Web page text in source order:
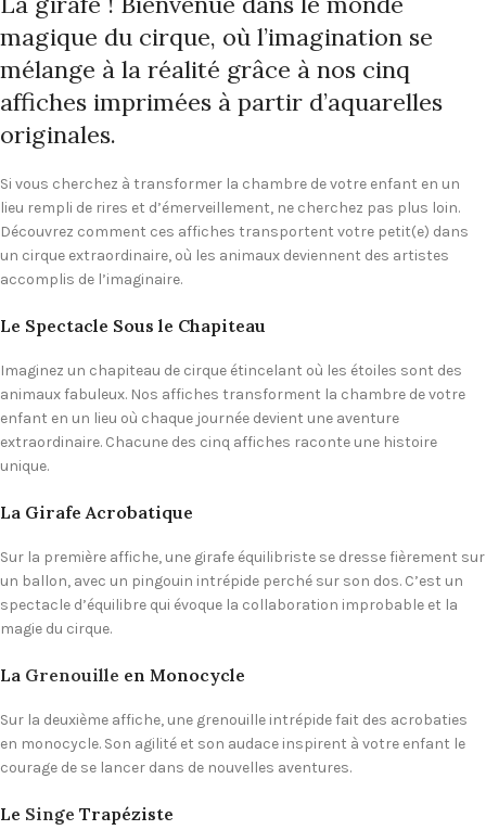
magique du cirque, où l’imagination se
mélange à la réalité grâce à nos cinq
affiches imprimées à partir d’aquarelles
originales.
Si vous cherchez à transformer la chambre de votre enfant en un
lieu rempli de rires et d’émerveillement, ne cherchez pas plus loin.
Découvrez comment ces affiches transportent votre petit(e) dans
un cirque extraordinaire, où les animaux deviennent des artistes
accomplis de l’imaginaire.
Le Spectacle Sous le Chapiteau
Imaginez un chapiteau de cirque étincelant où les étoiles sont des
animaux fabuleux. Nos affiches transforment la chambre de votre
enfant en un lieu où chaque journée devient une aventure
extraordinaire. Chacune des cinq affiches raconte une histoire
unique.
La Girafe Acrobatique
Sur la première affiche, une girafe équilibriste se dresse fièrement sur
un ballon, avec un pingouin intrépide perché sur son dos. C’est un
spectacle d’équilibre qui évoque la collaboration improbable et la
magie du cirque.
La Grenouille en Monocycle
Sur la deuxième affiche, une grenouille intrépide fait des acrobaties
en monocycle. Son agilité et son audace inspirent à votre enfant le
courage de se lancer dans de nouvelles aventures.
Le Singe Trapéziste